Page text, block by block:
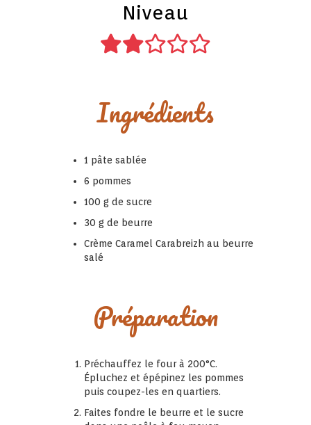
Niveau
Ingrédients
1 pâte sablée
6 pommes
100 g de sucre
30 g de beurre
Crème Caramel Carabreizh au beurre
salé
Préparation
Préchauffez le four à 200°C.
Épluchez et épépinez les pommes
puis coupez-les en quartiers.
Faites fondre le beurre et le sucre